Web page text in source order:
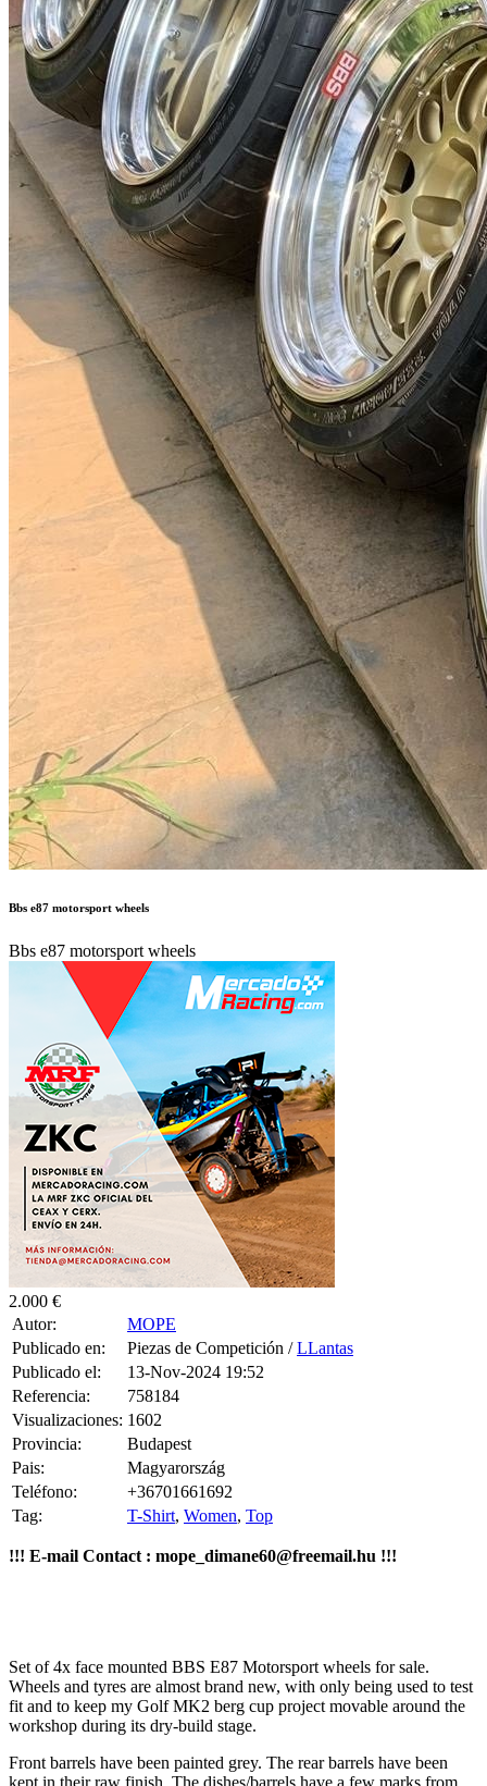
Autor:
Publicado en:
Piezas de Competición /
Publicado el:
13-Nov-2024 19:52
Referencia:
758184
Visualizaciones:
1602
Provincia:
Budapest
Pais:
Magyarország
Teléfono:
+36701661692
Tag:
T-Shirt,Women
!!! E-mail Contact : mope_dimane60@freemail.hu !!!
Wheels and tyres are almost brand new, with only being used to test
fit and to keep my Golf MK2 berg cup project movable around the
workshop during its dry-build stage.
Front barrels have been painted grey. The rear barrels have been
kept in their raw finish. The dishes/barrels have a few marks from
storage on the outer edge.